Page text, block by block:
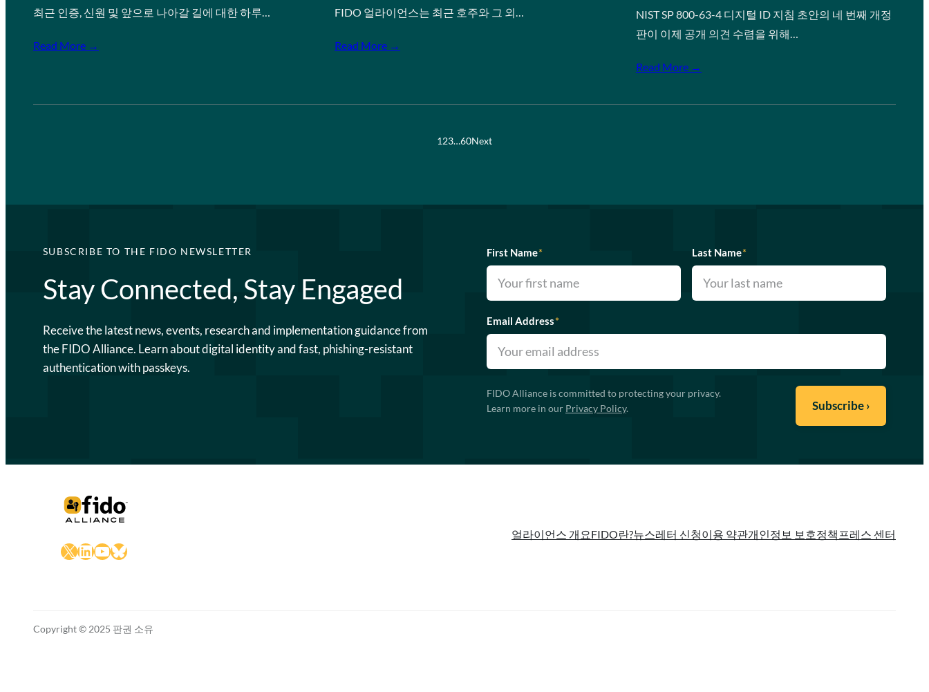
최근 인증, 신원 및 앞으로 나아갈 길에 대한 하루…
Read More →
FIDO 얼라이언스는 최근 호주와 그 외…
Read More →
NIST SP 800-63-4 디지털 ID 지침 초안의 네 번째 개정
판이 이제 공개 의견 수렴을 위해…
Read More →
123…60Next
SUBSCRIBE TO THE FIDO NEWSLETTER
Stay Connected, Stay Engaged
Receive the latest news, events, research and implementation guidance from
the FIDO Alliance. Learn about digital identity and fast, phishing-resistant
authentication with passkeys.
First Name* Last Name*
Email Address*
FIDO Alliance is committed to protecting your privacy.
Learn more in our Privacy Policy.
X LinkedIn
YouTube
Bluesky
얼라이언스 개요FIDO란?뉴스레터 신청이용 약관개인정보 보호정책 프레스 센터
Copyright © 2025 판권 소유